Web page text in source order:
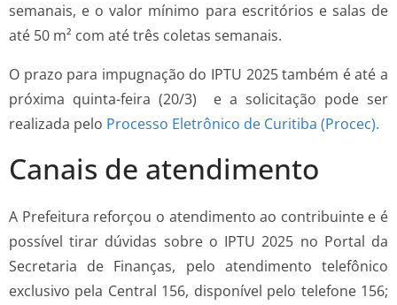
semanais, e o valor mínimo para escritórios e salas de
até 50 m² com até três coletas semanais.
O prazo para impugnação do IPTU 2025 também é até a
próxima quinta-feira (20/3) e a solicitação pode ser
realizada pelo Processo Eletrônico de Curitiba (Procec).
Canais de atendimento
A Prefeitura reforçou o atendimento ao contribuinte e é
possível tirar dúvidas sobre o IPTU 2025 no Portal da
Secretaria de Finanças, pelo atendimento telefônico
exclusivo pela Central 156, disponível pelo telefone 156;